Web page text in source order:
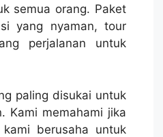
semua orang. Paket
yang nyaman, tour
perjalanan untuk
paling disukai untuk
Kami memahami jika
berusaha untuk